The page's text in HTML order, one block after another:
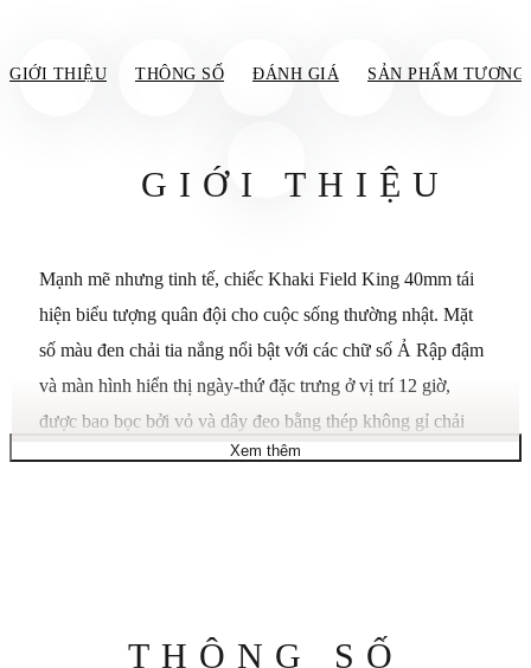
GIỚI THIỆU THÔNG SỐ ĐÁNH GIÁ SẢN PHẨM TƯƠNG
GIỚI THIỆU
Mạnh mẽ nhưng tinh tế, chiếc Khaki Field King 40mm tái
hiện biểu tượng quân đội cho cuộc sống thường nhật. Mặt
số màu đen chải tia nắng nổi bật với các chữ số Ả Rập đậm
và màn hình hiển thị ngày-thứ đặc trưng ở vị trí 12 giờ,
được bao bọc bởi vỏ và dây đeo bằng thép không gỉ chải
xước với hệ thống điều chỉnh EasyClick. Được nâng cấp
thời gian rảnh rỗi với di sản làm cốt lõi. Bộ máy H-40. Bộ
Xem thêm
THÔNG SỐ